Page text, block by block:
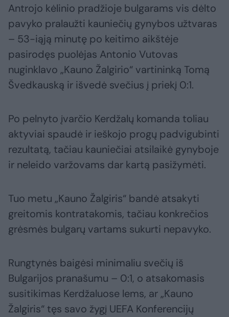
Antrojo kėlinio pradžioje bulgarams vis dėlto
pavyko pralaužti kauniečių gynybos užtvaras
– 53-iąją minutę po keitimo aikštėje
pasirodęs puolėjas Antonio Vutovas
nuginklavo „Kauno Žalgirio“ vartininką Tomą
Švedkauską ir išvedė svečius į priekį 0:1.
Po pelnyto įvarčio Kerdžalų komanda toliau
aktyviai spaudė ir ieškojo progų padvigubinti
rezultatą, tačiau kauniečiai atsilaikė gynyboje
ir neleido varžovams dar kartą pasižymėti.
Tuo metu „Kauno Žalgiris“ bandė atsakyti
greitomis kontratakomis, tačiau konkrečios
grėsmės bulgarų vartams sukurti nepavyko.
Rungtynės baigėsi minimaliu svečių iš
Bulgarijos pranašumu – 0:1, o atsakomasis
susitikimas Kerdžaluose lems, ar „Kauno
Žalgiris“ tęs savo žygį UEFA Konferencijų